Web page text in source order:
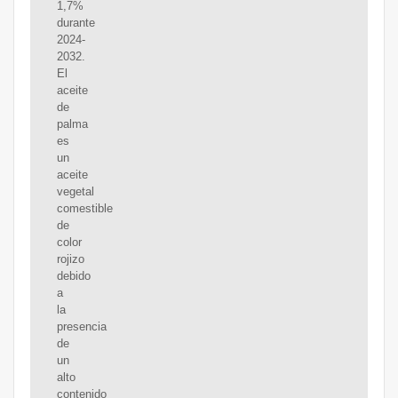
1,7%
durante
2024-
2032.
El
aceite
de
palma
es
un
aceite
vegetal
comestible
de
color
rojizo
debido
a
la
presencia
de
un
alto
contenido